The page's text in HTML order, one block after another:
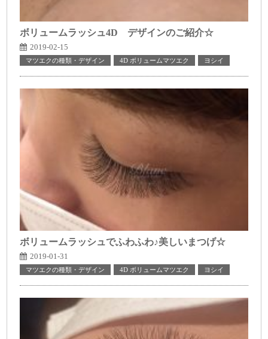
ボリュームラッシュ4D デザインのご紹介☆
2019-02-15
マツエクの種類・デザイン 4D ボリュームマツエク ヨシイ
ボリュームラッシュでふわふわ♪美しいまつげ☆
2019-01-31
マツエクの種類・デザイン 4D ボリュームマツエク ヨシイ